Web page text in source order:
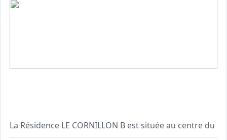
La Résidence LE CORNILLON B est située au centre du